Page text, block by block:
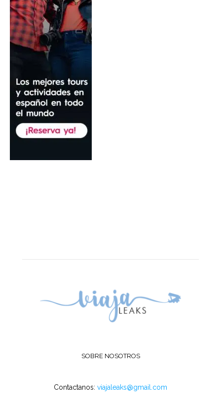
SOBRE NOSOTROS
Contactanos: viajaleaks@gmail.com